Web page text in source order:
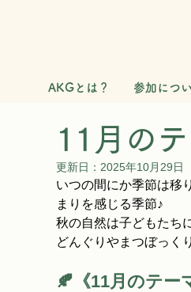
AKGとは？ 参加につ
11月の
更新日： 2025年10月29日
いつの間にか季節は移
まりを感じる季節♪
秋の自然は子どもたち
どんぐりやまつぼっく
🍂《11月のテー